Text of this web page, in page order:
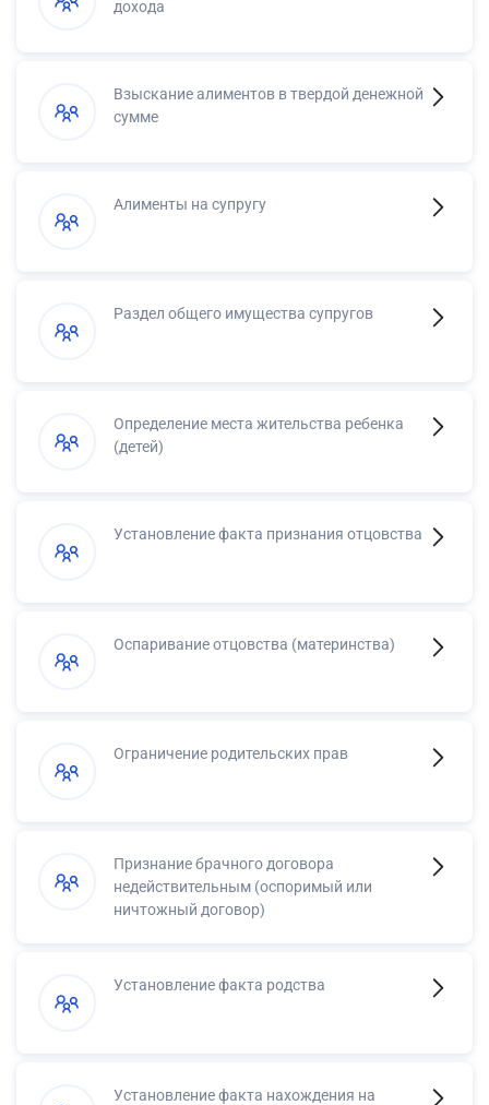
дохода
Взыскание алиментов в твердой денежной
сумме
Алименты на супругу
Раздел общего имущества супругов
Определение места жительства ребенка
(детей)
Установление факта признания отцовства
Оспаривание отцовства (материнства)
Ограничение родительских прав
Признание брачного договора
недействительным (оспоримый или
ничтожный договор)
Установление факта родства
Установление факта нахождения на